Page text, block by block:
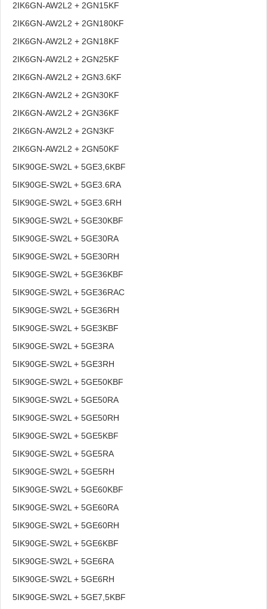
2IK6GN-AW2L2 + 2GN15KF
2IK6GN-AW2L2 + 2GN180KF
2IK6GN-AW2L2 + 2GN18KF
2IK6GN-AW2L2 + 2GN25KF
2IK6GN-AW2L2 + 2GN3.6KF
2IK6GN-AW2L2 + 2GN30KF
2IK6GN-AW2L2 + 2GN36KF
2IK6GN-AW2L2 + 2GN3KF
2IK6GN-AW2L2 + 2GN50KF
5IK90GE-SW2L + 5GE3,6KBF
5IK90GE-SW2L + 5GE3.6RA
5IK90GE-SW2L + 5GE3.6RH
5IK90GE-SW2L + 5GE30KBF
5IK90GE-SW2L + 5GE30RA
5IK90GE-SW2L + 5GE30RH
5IK90GE-SW2L + 5GE36KBF
5IK90GE-SW2L + 5GE36RAC
5IK90GE-SW2L + 5GE36RH
5IK90GE-SW2L + 5GE3KBF
5IK90GE-SW2L + 5GE3RA
5IK90GE-SW2L + 5GE3RH
5IK90GE-SW2L + 5GE50KBF
5IK90GE-SW2L + 5GE50RA
5IK90GE-SW2L + 5GE50RH
5IK90GE-SW2L + 5GE5KBF
5IK90GE-SW2L + 5GE5RA
5IK90GE-SW2L + 5GE5RH
5IK90GE-SW2L + 5GE60KBF
5IK90GE-SW2L + 5GE60RA
5IK90GE-SW2L + 5GE60RH
5IK90GE-SW2L + 5GE6KBF
5IK90GE-SW2L + 5GE6RA
5IK90GE-SW2L + 5GE6RH
5IK90GE-SW2L + 5GE7,5KBF